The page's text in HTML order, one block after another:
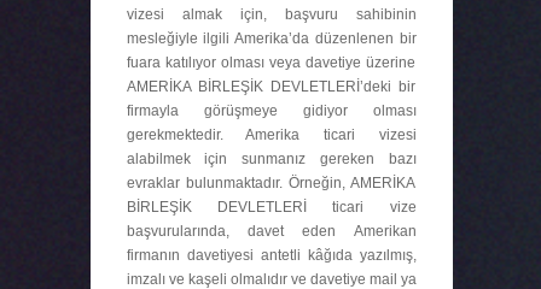
vizesi almak için, başvuru sahibinin
mesleğiyle ilgili Amerika’da düzenlenen bir
fuara katılıyor olması veya davetiye üzerine
AMERİKA BİRLEŞİK DEVLETLERİ’deki bir
firmayla görüşmeye gidiyor olması
gerekmektedir. Amerika ticari vizesi
alabilmek için sunmanız gereken bazı
evraklar bulunmaktadır. Örneğin, AMERİKA
BİRLEŞİK DEVLETLERİ ticari vize
başvurularında, davet eden Amerikan
firmanın davetiyesi antetli kâğıda yazılmış,
imzalı ve kaşeli olmalıdır ve davetiye mail ya